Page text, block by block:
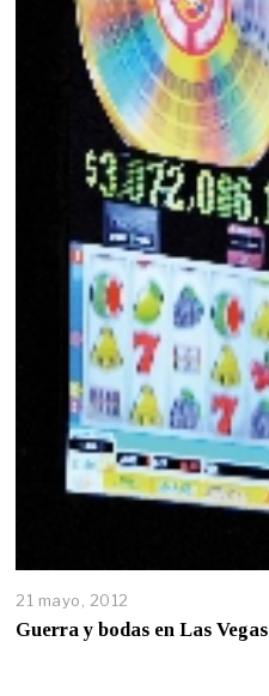
21 mayo, 2012
Guerra y bodas en Las Vegas